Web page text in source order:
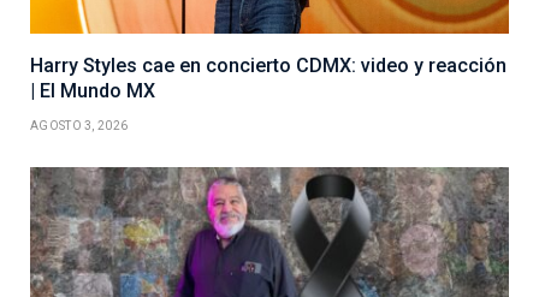
Harry Styles cae en concierto CDMX: video y reacción
| El Mundo MX
AGOSTO 3, 2026